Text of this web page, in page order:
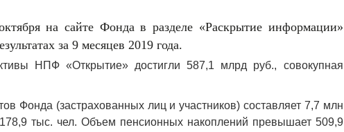
на сайте Фонда в разделе «Раскрытие информации»
за 9 месяцев 2019 года.
НПФ «Открытие» достигли 587,1 млрд руб., совокупная
Фонда (застрахованных лиц и участников) составляет 7,7 млн
тыс. чел. Объем пенсионных накоплений превышает 509,9